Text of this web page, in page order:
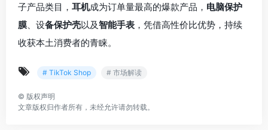
子产品类目， 耳机成为订单量最高的爆款产品， 电脑保护
膜、设备保护壳以及智能手表 ，凭借高性价比优势，持续
收获本土消费者的青睐。
# TikTok Shop # 市场解读
© 版权声明
文章版权归作者所有，未经允许请勿转载。